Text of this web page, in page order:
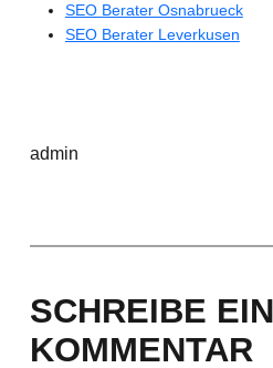
SEO Berater Osnabrueck
SEO Berater Leverkusen
admin
SCHREIBE
KOMMENTAR